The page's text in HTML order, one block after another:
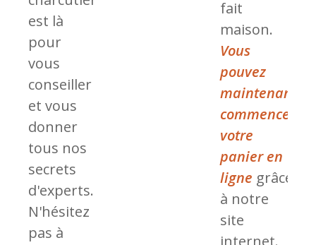
est là
pour
vous
conseiller
et vous
donner
tous nos
secrets
d'experts.
N'hésitez
pas à
fait
maison.
Vous
pouvez
maintenant
commencer
votre
panier en
ligne grâce
à notre
site
internet.